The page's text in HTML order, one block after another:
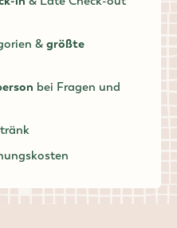
in & Late Check-out
& größte
bei Fragen und